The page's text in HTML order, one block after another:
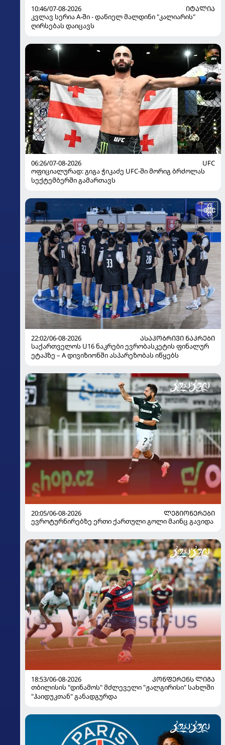
10:46/07-08-2026
ᲘᲢᲐᲚᲘᲐ
კვლავ სერია A-ში - დანიელ მალდინი "კალიარის"
ღირსებას დაიცავს
06:26/07-08-2026
UFC
ოფიციალურად: გიგა ჭიკაძე UFC-ში მორიგ ბრძოლას
სექტემბერში გამართავს
22:02/06-08-2026
ᲐᲡᲐᲙᲝᲑᲠᲘᲕᲘ ᲜᲐᲙᲠᲔᲑᲘ
საქართველოს U16 ნაკრები ევრობასკეტის ფინალურ
ეტაპზე – A დივიზიონში ასპარეზობას იწყებს
20:05/06-08-2026
ᲚᲔᲒᲘᲝᲜᲔᲠᲔᲑᲘ
ევროტურნირებზე ერთი ქართული გოლი მაინც გავიდა
18:53/06-08-2026
ᲙᲝᲜᲤᲔᲠᲔᲜᲡ ᲚᲘᲒᲐ
თბილისის "დინამოს" მძლეველი "ჟალგირისი" სახლში
"ჰაიდუკთან" განადგურდა